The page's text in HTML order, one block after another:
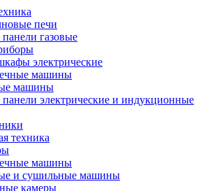
печи
газовые
электрические
машины
машины
электрические и индукционные
техника
машины
и сушильные машины
камеры